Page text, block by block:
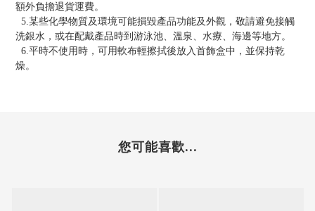
額外負擔退貨運費。
5.某些化學物質及環境可能損毀產品功能及外觀，敬請避免接觸
洗銀水，或在配戴產品時到游泳池、溫泉、水療、海邊等地方。
6.平時不使用時，可用軟布輕擦拭後放入首飾盒中，並保持乾
燥。
您可能喜歡...